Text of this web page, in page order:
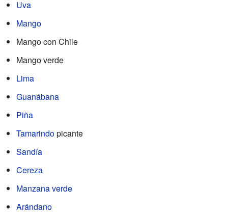
Uva
Mango
Mango con Chile
Mango verde
Lima
Guanábana
Piña
Tamarindopicante
Sandía
Cereza
Manzana verde
Arándano